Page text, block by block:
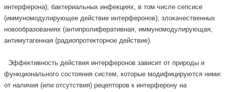
интерферона); бактериальных инфекциях, в том числе сепсисе
(иммуномодулирующее действие интерферонов); злокачественных
новообразованиях (антипролиферативная, иммуномодулирующая,
антимутагенная (радиопротекторное действие).
Эффективность действия интерферонов зависит от природы и
функционального состояния систем, которые модифицируются ними:
от наличия (или отсутствия) рецепторов к интерферону на